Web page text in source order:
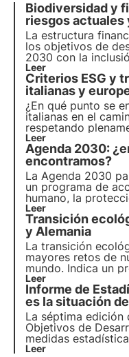
Biodiversidad y
riesgos actuales
La estructura
los objetivos de
2030 con la
sostenibles
biodiversidad. El
importancia de los
evitar el riesgo de
Leer
Criterios ESG y
italianas y
¿En qué punto se
italianas en el
respetando
ESG Outlook del
dirección correcta,
objetivos de
Agenda 2030 aún
Leer
Agenda 2030:
encontramos?
La Agenda 2030
un programa de
humano, la
prosperidad
en los 17
169 submetas para
Leer
Transición
y Alemania
La transición
mayores retos de
mundo. Indica un
transformación de
hacia objetivos
descarbonización.
Italia, España,
Leer
Informe de
es la situación
La séptima edición
Objetivos de
medidas
objetivos de la
Leer